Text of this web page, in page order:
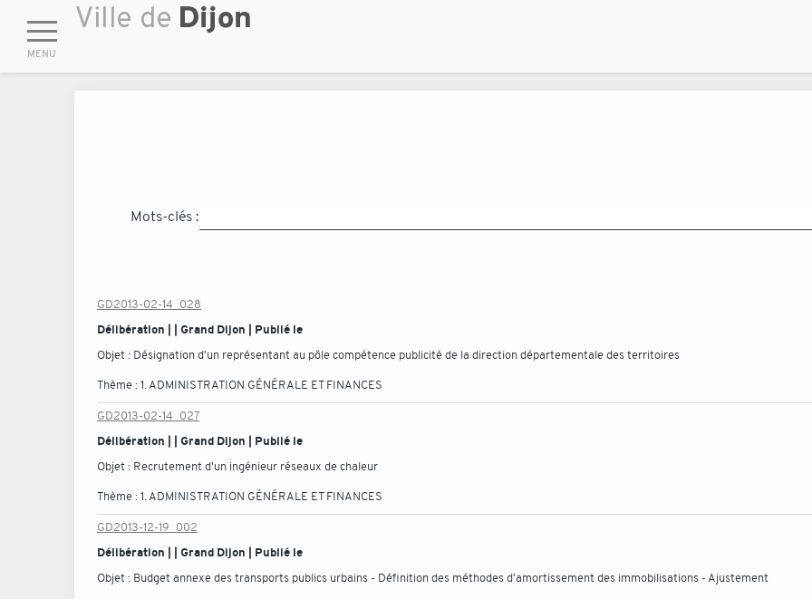
Mots-clés :
GD2013-02-14_028
Délibération | | Grand Dijon | Publié le
Objet : Désignation d'un représentant au pôle compétence publicité de la direction départementale des territoires
Thème :1. ADMINISTRATION GÉNÉRALE ET FINANCES
GD2013-02-14_027
Délibération | | Grand Dijon | Publié le
Objet : Recrutement d'un ingénieur réseaux de chaleur
Thème :1. ADMINISTRATION GÉNÉRALE ET FINANCES
GD2013-12-19_002
Délibération | | Grand Dijon | Publié le
Objet : Budget annexe des transports publics urbains - Définition des méthodes d'amortissement des immobilisations - Ajustement